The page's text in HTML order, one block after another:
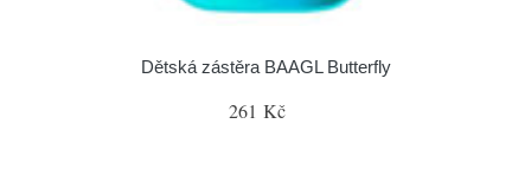
Dětská zástěra BAAGL Butterfly
261 Kč